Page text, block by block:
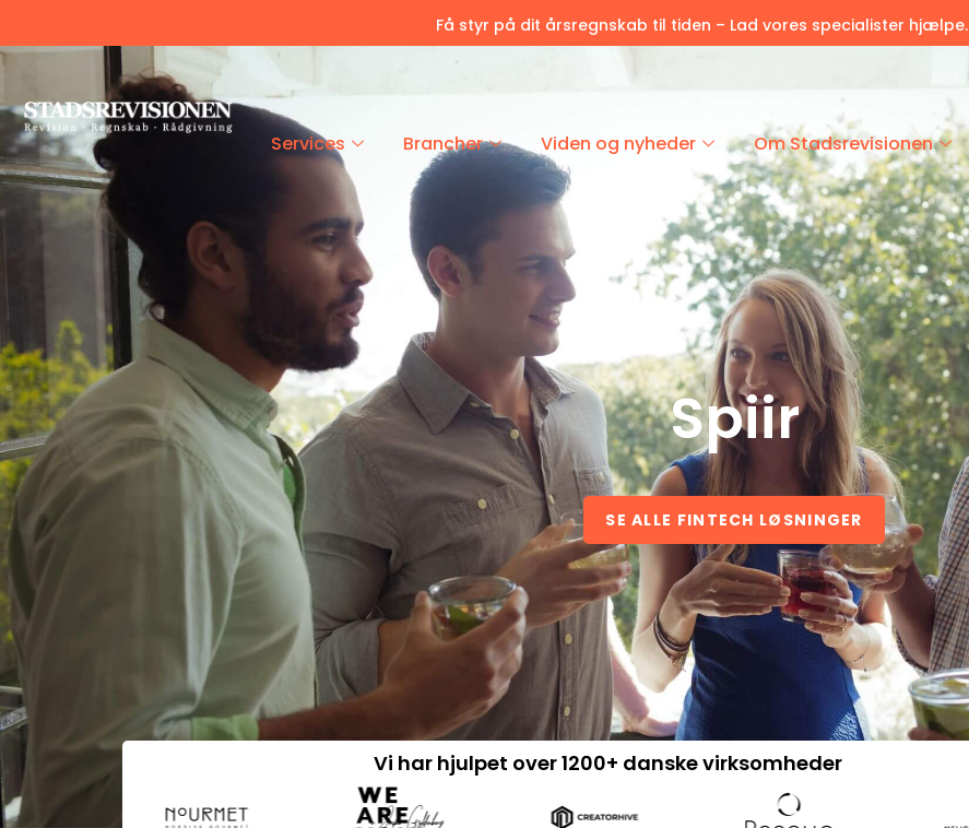
Få styr på dit årsregnskab til tiden – Lad vores specialister hjælpe.
Services Brancher Viden og nyheder Om Stadsrevisionen
Spiir
SE ALLE FINTECH LØSNINGER
Vi har hjulpet over 1200+ danske virksomheder